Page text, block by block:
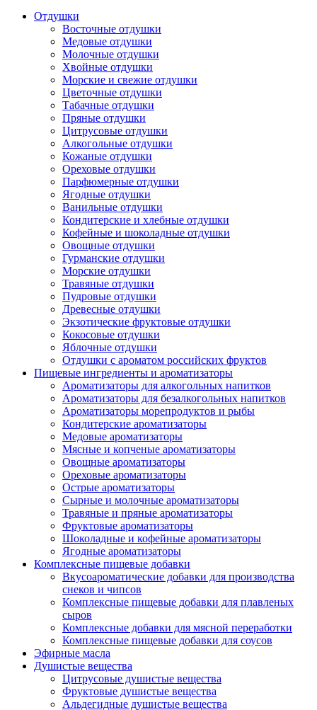
Отдушки
Восточные отдушки
Медовые отдушки
Молочные отдушки
Хвойные отдушки
Морские и свежие отдушки
Цветочные отдушки
Табачные отдушки
Пряные отдушки
Цитрусовые отдушки
Алкогольные отдушки
Кожаные отдушки
Ореховые отдушки
Парфюмерные отдушки
Ягодные отдушки
Ванильные отдушки
Кондитерские и хлебные отдушки
Кофейные и шоколадные отдушки
Овощные отдушки
Гурманские отдушки
Морские отдушки
Травяные отдушки
Пудровые отдушки
Древесные отдушки
Экзотические фруктовые отдушки
Кокосовые отдушки
Яблочные отдушки
Отдушки с ароматом российских фруктов
Пищевые ингредиенты и ароматизаторы
Ароматизаторы для алкогольных напитков
Ароматизаторы для безалкогольных напитков
Ароматизаторы морепродуктов и рыбы
Кондитерские ароматизаторы
Медовые ароматизаторы
Мясные и копченые ароматизаторы
Овощные ароматизаторы
Ореховые ароматизаторы
Острые ароматизаторы
Сырные и молочные ароматизаторы
Травяные и пряные ароматизаторы
Фруктовые ароматизаторы
Шоколадные и кофейные ароматизаторы
Ягодные ароматизаторы
Комплексные пищевые добавки
Вкусоароматические добавки для производства
снеков и чипсов
Комплексные пищевые добавки для плавленых
сыров
Комплексные добавки для мясной переработки
Комплексные пищевые добавки для соусов
Эфирные масла
Душистые вещества
Цитрусовые душистые вещества
Фруктовые душистые вещества
Альдегидные душистые вещества